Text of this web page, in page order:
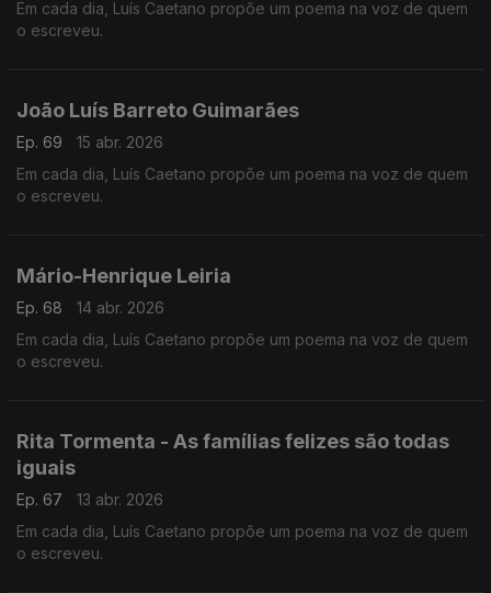
Em cada dia, Luís Caetano propõe um poema na voz de quem
o escreveu.
João Luís Barreto Guimarães
Ep. 69
15 abr. 2026
Em cada dia, Luís Caetano propõe um poema na voz de quem
o escreveu.
Mário-Henrique Leiria
Ep. 68
14 abr. 2026
Em cada dia, Luís Caetano propõe um poema na voz de quem
o escreveu.
Rita Tormenta - As famílias felizes são todas
iguais
Ep. 67
13 abr. 2026
Em cada dia, Luís Caetano propõe um poema na voz de quem
o escreveu.